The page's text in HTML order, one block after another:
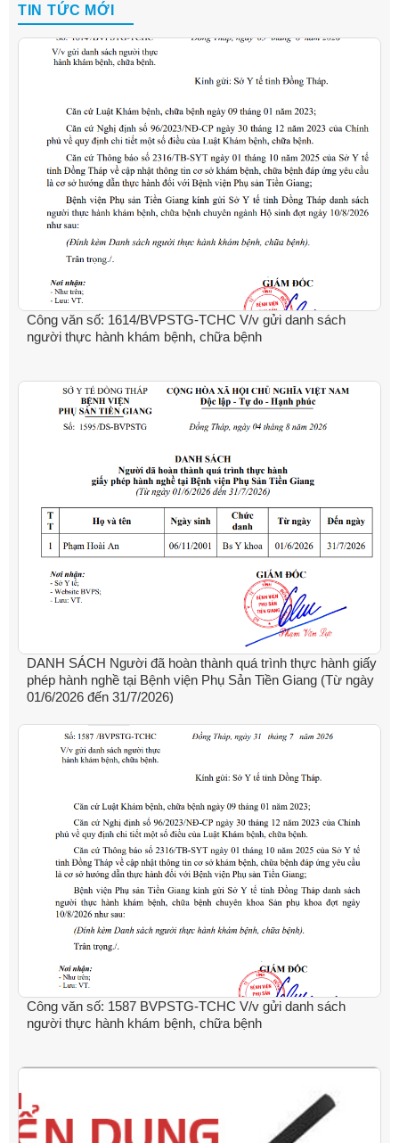
TIN TỨC MỚI
Công văn số: 1614/BVPSTG-TCHC V/v gửi danh sách
người thực hành khám bệnh, chữa bệnh
DANH SÁCH Người đã hoàn thành quá trình thực hành giấy
phép hành nghề tại Bệnh viện Phụ Sản Tiền Giang (Từ ngày
01/6/2026 đến 31/7/2026)
Công văn số: 1587 BVPSTG-TCHC V/v gửi danh sách
người thực hành khám bệnh, chữa bệnh